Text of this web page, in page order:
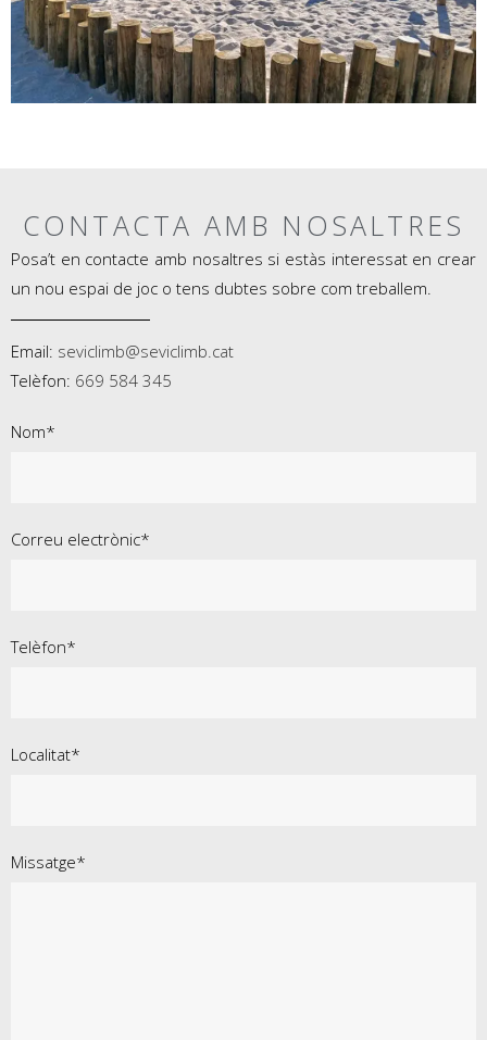
CONTACTA AMB NOSALTRES
Posa’t en contacte amb nosaltres si estàs interessat en crear
un nou espai de joc o tens dubtes sobre com treballem.
Email: seviclimb@seviclimb.cat
Telèfon: 669 584 345
Nom*
Correu electrònic*
Telèfon*
Localitat*
Missatge*